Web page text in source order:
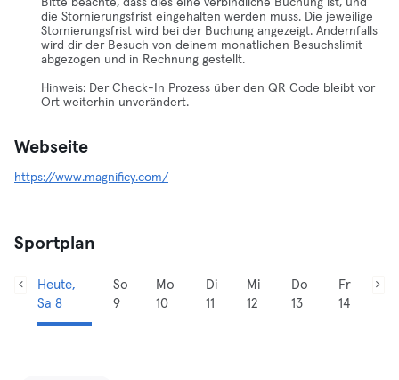
Bitte beachte, dass dies eine verbindliche Buchung ist, und
die Stornierungsfrist eingehalten werden muss. Die jeweilige
Stornierungsfrist wird bei der Buchung angezeigt. Andernfalls
wird dir der Besuch von deinem monatlichen Besuchslimit
abgezogen und in Rechnung gestellt.
Hinweis: Der Check-In Prozess über den QR Code bleibt vor
Ort weiterhin unverändert.
Webseite
https://www.magnificy.com/
Sportplan
Heute,
Sa 8
So
9
Mo
10
Di
11
Mi
12
Do
13
Fr
14